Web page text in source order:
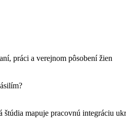
práci a verejnom pôsobení žien
mapuje pracovnú integráciu